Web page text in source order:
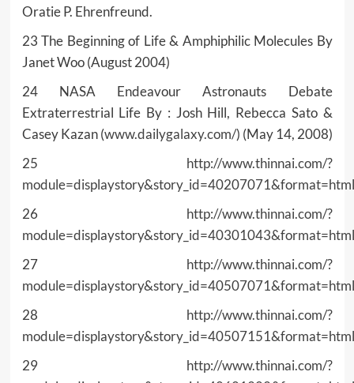
Oratie P. Ehrenfreund.
23 The Beginning of Life & Amphiphilic Molecules By
Janet Woo (August 2004)
24 NASA Endeavour Astronauts Debate
Extraterrestrial Life By : Josh Hill, Rebecca Sato &
Casey Kazan (www.dailygalaxy.com/) (May 14, 2008)
25 http://www.thinnai.com/?
module=displaystory&story_id=40207071&format=html
26 http://www.thinnai.com/?
module=displaystory&story_id=40301043&format=html
27 http://www.thinnai.com/?
module=displaystory&story_id=40507071&format=html
28 http://www.thinnai.com/?
module=displaystory&story_id=40507151&format=html
29 http://www.thinnai.com/?